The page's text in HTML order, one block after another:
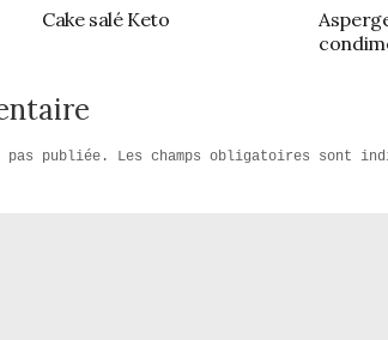
Cake salé Keto
pas publiée. Les champs obligatoires sont